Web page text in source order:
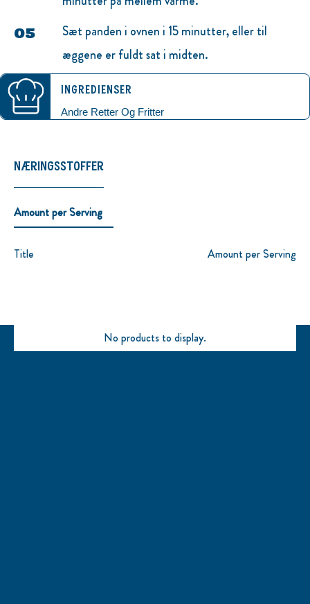
Sæt panden i ovnen i 15 minutter, eller til
æggene er fuldt sat i midten.
INGREDIENSER
Andre Retter Og Fritter
NÆRINGSSTOFFER
Amount per Serving
Title Amount per Serving
No products to display.